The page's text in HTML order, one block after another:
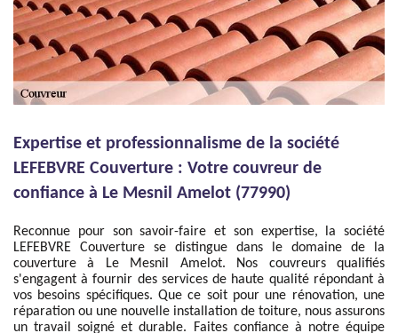
Expertise et professionnalisme de la société
LEFEBVRE Couverture : Votre couvreur de
confiance à Le Mesnil Amelot (77990)
Reconnue pour son savoir-faire et son expertise, la société
LEFEBVRE Couverture se distingue dans le domaine de la
couverture à Le Mesnil Amelot. Nos couvreurs qualifiés
s'engagent à fournir des services de haute qualité répondant à
vos besoins spécifiques. Que ce soit pour une rénovation, une
réparation ou une nouvelle installation de toiture, nous assurons
un travail soigné et durable. Faites confiance à notre équipe